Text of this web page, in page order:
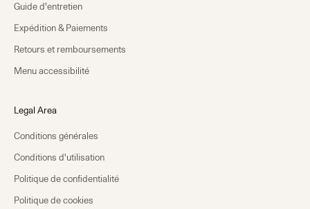
Guide d'entretien
Expédition & Paiements
Retours et remboursements
Menu accessibilité
Legal Area
Conditions générales
Conditions d'utilisation
Politique de confidentialité
Politique de cookies